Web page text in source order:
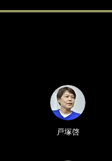
戸塚啓